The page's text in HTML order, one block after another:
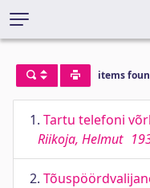
items
1. Tartu telefoni
Riikoja, Helmut
2.